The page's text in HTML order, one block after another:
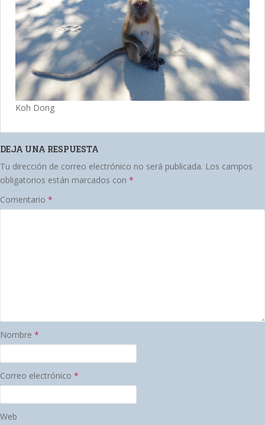
Koh Dong
DEJA UNA RESPUESTA
Tu dirección de correo electrónico no será publicada. Los campos
obligatorios están marcados con *
Comentario *
Nombre *
Correo electrónico *
Web